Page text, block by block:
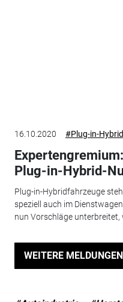
16.10.2020 #Plug-in-Hybrid
Plug-in-Hybrid-
Plug-in-Hybridfahrzeuge
speziell auch im
nun Vorschläge unterbreitet,
WEITERE MELDUNGEN